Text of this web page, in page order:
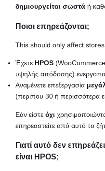
δημιουργείται σωστά ή
Ποιοι επηρεάζονται;
This should only affect
Έχετε HPOS
υψηλής απόδοσης)
Αναμένετε επεξεργασία
(περίπου 30 ή περισσότερα
Εάν είστε όχι
επηρεαστείτε από αυτό το
Γιατί αυτό δεν
είναι HPOS;